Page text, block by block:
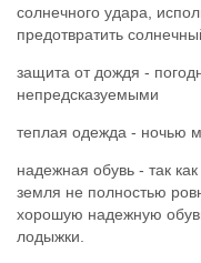
солнечного удара,
предотвратить
защита от дождя -
непредсказуемыми
теплая одежда - ночью
надежная обувь - так
земля не полностью
хорошую надежную
лодыжки.